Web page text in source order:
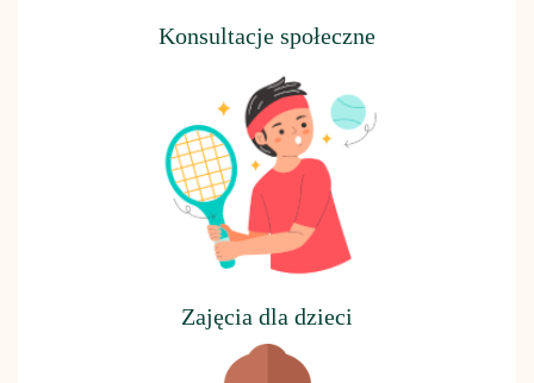
Konsultacje społeczne
Zajęcia dla dzieci